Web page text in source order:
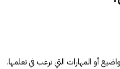
أو المهارات التي ترغب في تعلمها.